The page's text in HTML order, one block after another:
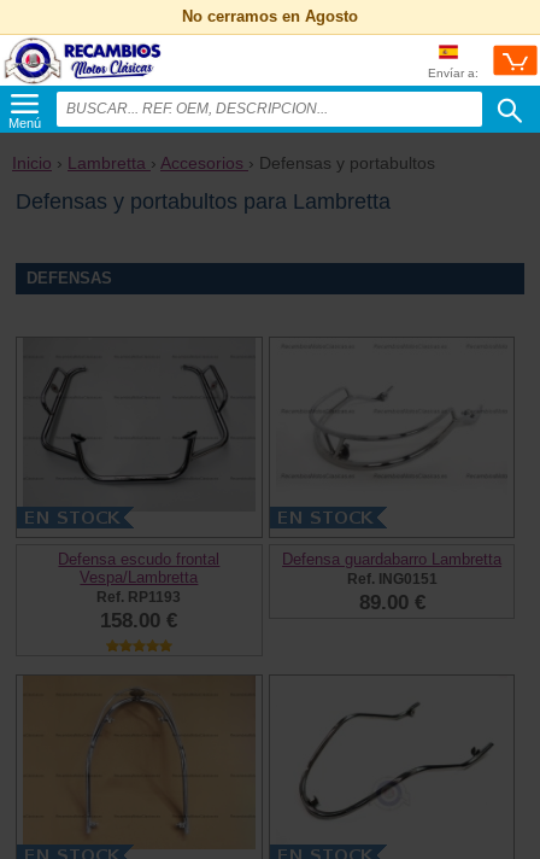
No cerramos en Agosto
Envíar a:
Menú
Inicio › Lambretta › Accesorios › Defensas y portabultos
Defensas y portabultos para Lambretta
DEFENSAS
Defensa escudo frontal
Vespa/Lambretta
Ref. RP1193
158.00 €
Defensa guardabarro Lambretta
Ref. ING0151
89.00 €